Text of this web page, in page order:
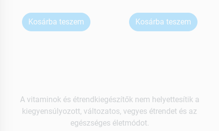
Kosárba teszem Kosárba teszem
A vitaminok és étrendkiegészítők nem helyettesítik a
kiegyensúlyozott, változatos, vegyes étrendet és az
egészséges életmódot.